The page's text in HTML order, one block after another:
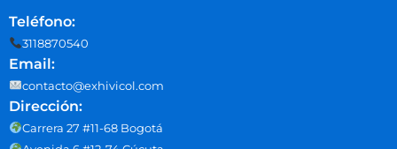
Teléfono:
3118870540
Email:
contacto@exhivicol.com
Dirección:
Carrera 27 #11-68 Bogotá